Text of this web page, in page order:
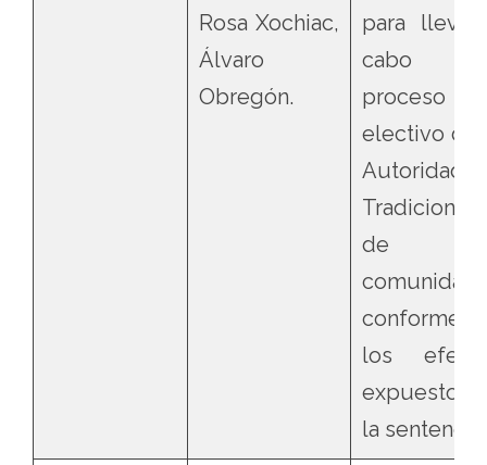
Rosa Xochiac,
Álvaro
Obregón.
para llevar
cabo
proceso
electivo de
Autoridad
Tradicional
de
comunidad,
conforme
los
expuestos
la sentencia.